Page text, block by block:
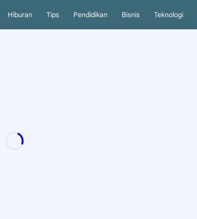
Hiburan Tips Pendidikan Bisnis Teknologi